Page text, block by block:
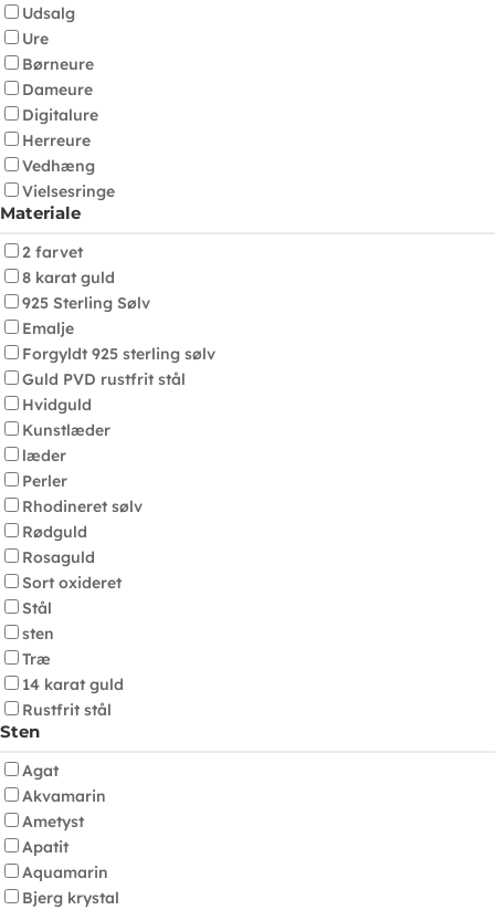
Udsalg
Ure
Børneure
Dameure
Digitalure
Herreure
Vedhæng
Vielsesringe
Materiale
2 farvet
8 karat guld
925 Sterling Sølv
Emalje
Forgyldt 925 sterling sølv
Guld PVD rustfrit stål
Hvidguld
Kunstlæder
læder
Perler
Rhodineret sølv
Rødguld
Rosaguld
Sort oxideret
Stål
sten
Træ
14 karat guld
Rustfrit stål
Sten
Agat
Akvamarin
Ametyst
Apatit
Aquamarin
Bjerg krystal